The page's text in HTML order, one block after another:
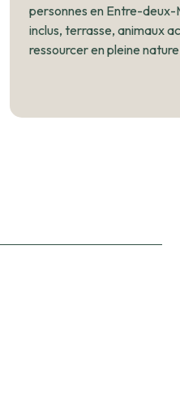
personnes en Entre-
inclus, terrasse, animaux
ressourcer en pleine